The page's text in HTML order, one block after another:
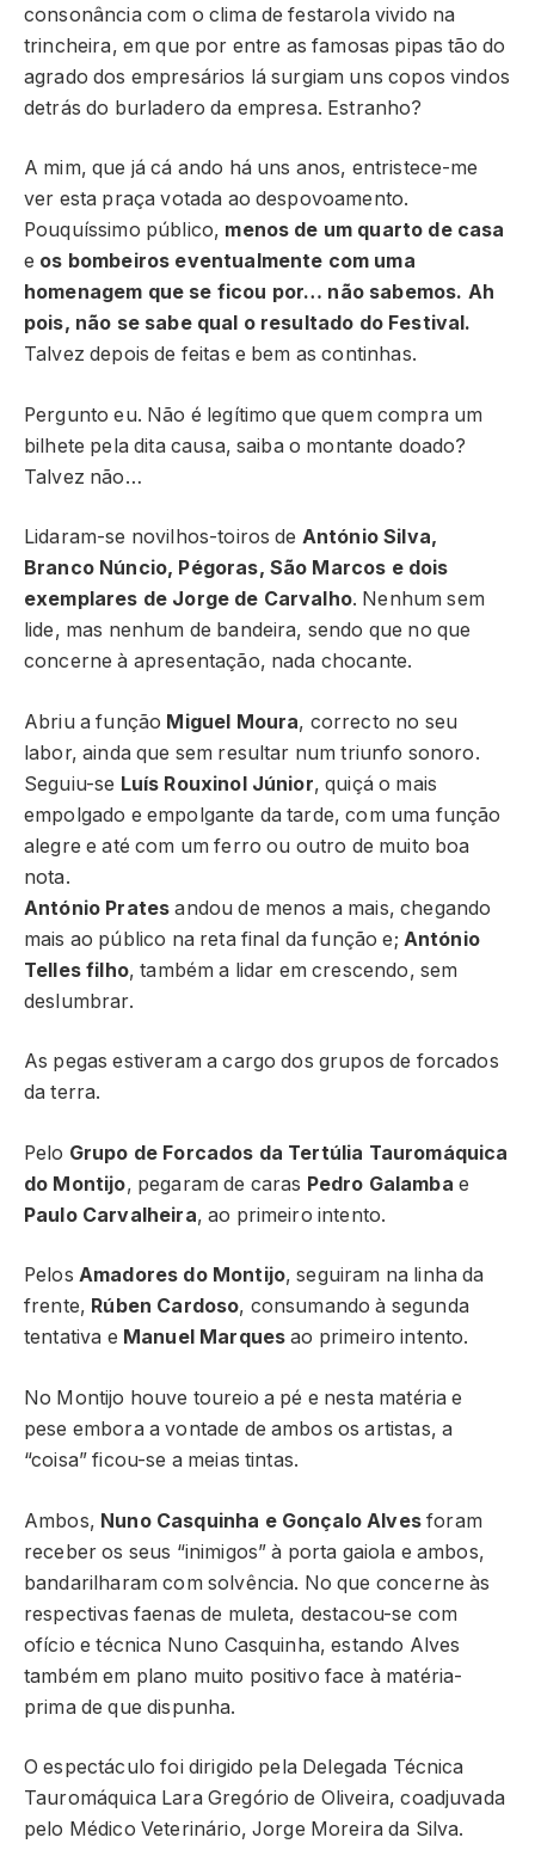
consonância com o clima de festarola vivido na
trincheira, em que por entre as famosas pipas tão do
agrado dos empresários lá surgiam uns copos vindos
detrás do burladero da empresa. Estranho?
A mim, que já cá ando há uns anos, entristece-me
ver esta praça votada ao despovoamento.
Pouquíssimo público, menos de um quarto de casa
e os bombeiros eventualmente com uma
homenagem que se ficou por… não sabemos. Ah
pois, não se sabe qual o resultado do Festival.
Talvez depois de feitas e bem as continhas.
Pergunto eu. Não é legítimo que quem compra um
bilhete pela dita causa, saiba o montante doado?
Talvez não…
Lidaram-se novilhos-toiros de António Silva,
Branco Núncio, Pégoras, São Marcos e dois
exemplares de Jorge de Carvalho. Nenhum sem
lide, mas nenhum de bandeira, sendo que no que
concerne à apresentação, nada chocante.
Abriu a função Miguel Moura, correcto no seu
labor, ainda que sem resultar num triunfo sonoro.
Seguiu-se Luís Rouxinol Júnior, quiçá o mais
empolgado e empolgante da tarde, com uma função
alegre e até com um ferro ou outro de muito boa
nota.
António Prates andou de menos a mais, chegando
mais ao público na reta final da função e; António
Telles filho, também a lidar em crescendo, sem
deslumbrar.
As pegas estiveram a cargo dos grupos de forcados
da terra.
Pelo Grupo de Forcados da Tertúlia Tauromáquica
do Montijo, pegaram de caras Pedro Galamba e
Paulo Carvalheira, ao primeiro intento.
Pelos Amadores do Montijo, seguiram na linha da
frente, Rúben Cardoso, consumando à segunda
tentativa e Manuel Marques ao primeiro intento.
No Montijo houve toureio a pé e nesta matéria e
pese embora a vontade de ambos os artistas, a
“coisa” ficou-se a meias tintas.
Ambos, Nuno Casquinha e Gonçalo Alvesforam
receber os seus “inimigos” à porta gaiola e ambos,
bandarilharam com solvência. No que concerne às
respectivas faenas de muleta, destacou-se com
ofício e técnica Nuno Casquinha, estando Alves
também em plano muito positivo face à matéria-
prima de que dispunha.
O espectáculo foi dirigido pela Delegada Técnica
Tauromáquica Lara Gregório de Oliveira, coadjuvada
pelo Médico Veterinário, Jorge Moreira da Silva.